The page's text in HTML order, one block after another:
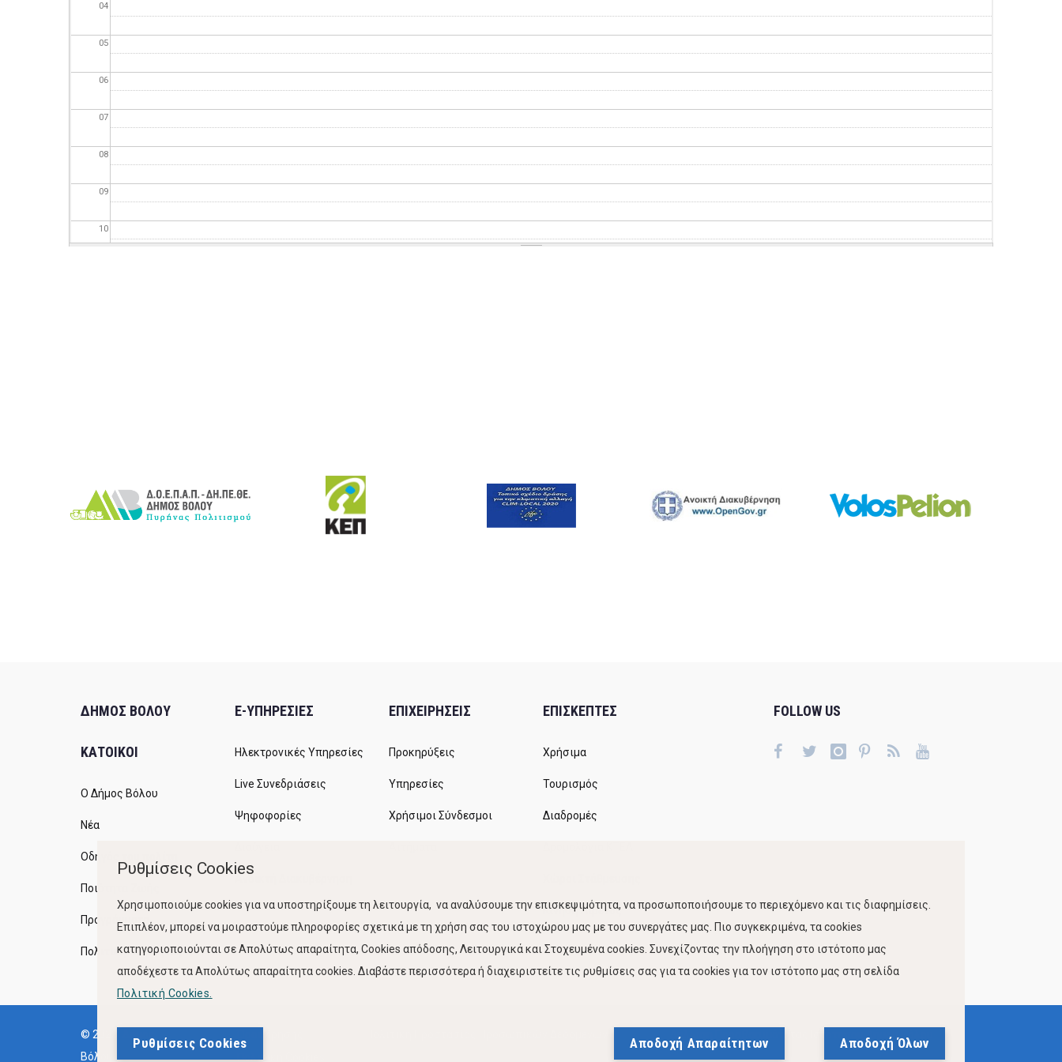
04
05
06
07
08
09
10
17
23
ΔΗΜΟΣ ΒΟΛΟΥ
ΚΑΤΟΙΚΟΙ
Ο Δήμος Βόλου
Νέα
Οδηγός του πολίτη
Ποιότητα Ζωής
Προγράμματα
Πολιτική Ποιότητας
E-ΥΠΗΡΕΣΙΕΣ
Ηλεκτρονικές Υπηρεσίες
Live Συνεδριάσεις
Ψηφοφορίες
ΕΠΙΧΕΙΡΗΣΕΙΣ
Προκηρύξεις
Υπηρεσίες
Χρήσιμοι Σύνδεσμοι
ΕΠΙΣΚΕΠΤΕΣ
Χρήσιμα
Τουρισμός
Διαδρομές
Κίνηση Λιμένος
FOLLOW US
© 2023, Δήμος
Βόλου
Δήλωση Προσβασιμότητας Ιστότοπου Δήμου Βόλου
Πολιτική Cookies
Ρυθμίσεις Cookies
Χρησιμοποιούμε cookies για να υποστηρίξουμε τη λειτουργία, να αναλύσουμε την επισκεψιμότητα, να προσωποποιήσουμε το περιεχόμενο και τις διαφημίσεις.
Επιπλέον, μπορεί να μοιραστούμε πληροφορίες σχετικά με τη χρήση σας του ιστοχώρου μας με του συνεργάτες μας. Πιο συγκεκριμένα, τα cookies
κατηγοριοποιούνται σε Απολύτως απαραίτητα, Cookies απόδοσης, Λειτουργικά και Στοχευμένα cookies. Συνεχίζοντας την πλοήγηση στο ιστότοπο μας
αποδέχεστε τα Απολύτως απαραίτητα cookies. Διαβάστε περισσότερα ή διαχειριστείτε τις ρυθμίσεις σας για τα cookies για τον ιστότοπο μας στη σελίδα
Πολιτική Cookies.
Ρυθμίσεις Cookies Αποδοχή Απαραίτητων Αποδοχή Όλων